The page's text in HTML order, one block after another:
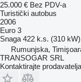
25.000 € Bez PDV-a
Turistički autobus
2006
Euro 3
Snaga 422 k.s. (310 kW)
Rumunjska,
TRANSOGAR SRL
Kontaktirajte prodavatelja